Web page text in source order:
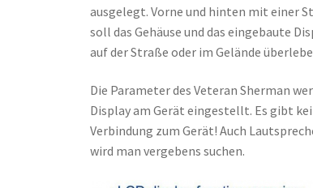
ausgelegt. Vorne und hinten mit einer
soll das Gehäuse und das eingebaute
auf der Straße oder im Gelände
Die Parameter des Veteran Sherman
Display am Gerät eingestellt. Es gibt
Verbindung zum Gerät! Auch
wird man vergebens suchen.